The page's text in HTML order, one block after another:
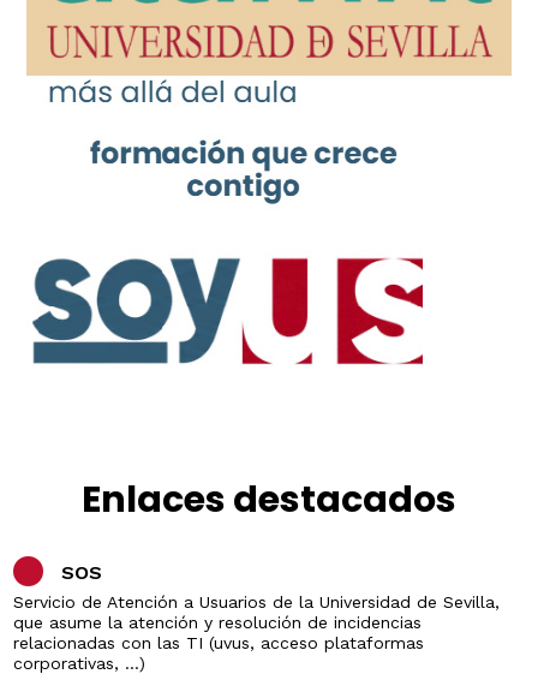
Enlaces destacados
SOS
Servicio de Atención a Usuarios de la Universidad de Sevilla,
que asume la atención y resolución de incidencias
relacionadas con las TI (uvus, acceso plataformas
corporativas, ...)